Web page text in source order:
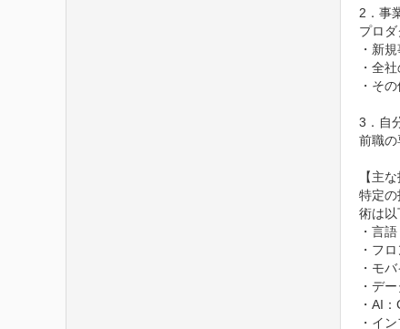
2．事
プロ
・新
・全
・そ
3．自
前職の
【主
特定
術は以
・言
・フ
・モ
・デ
・AI
・イ